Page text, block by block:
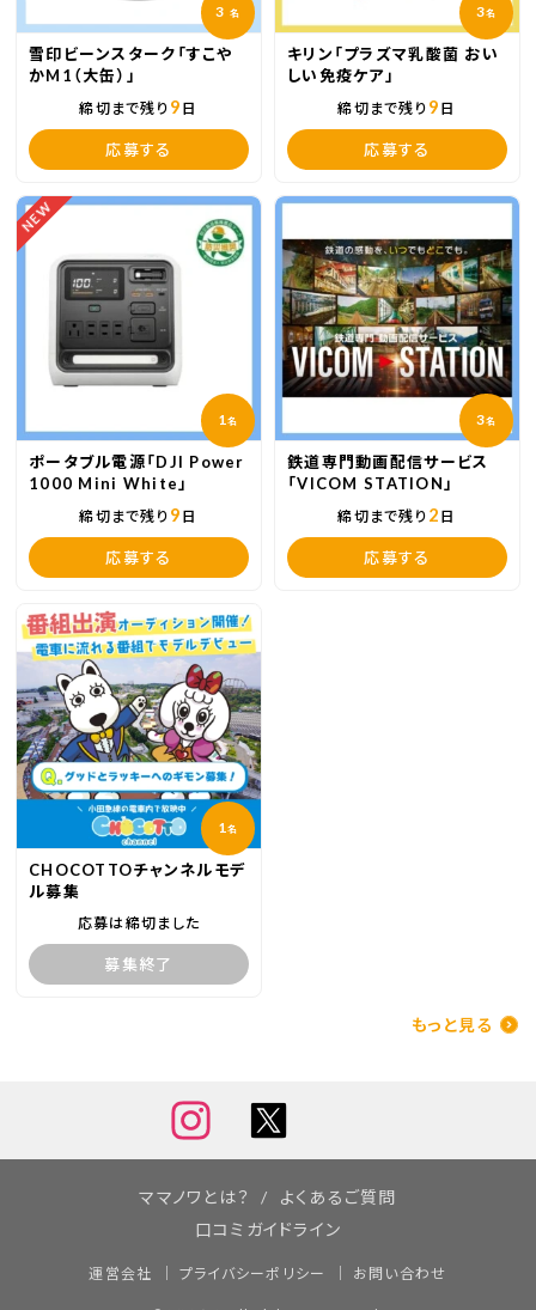
3 名
雪印ビーンスターク「すこや
かM1（大缶）」
締切まで残り 9 日
応募する
3名
キリン「プラズマ乳酸菌 おい
しい免疫ケア」
締切まで残り 9 日
応募する
NEW
1 名
ポータブル電源「DJI Power
1000 Mini White」
締切まで残り 9 日
応募する
3名
鉄道専門動画配信サービス
「VICOM STATION」
締切まで残り 2 日
応募する
1名
CHOCOTTOチャンネルモデ
ル募集
応募は締切ました
募集終了
もっと見る
ママノワとは？
よくあるご質問
口コミガイドライン
運営会社 プライバシーポリシー お問い合わせ